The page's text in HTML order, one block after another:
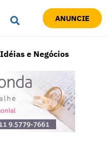
ANUNCIE
Idéias e Negócios